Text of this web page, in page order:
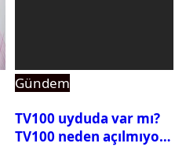
Gündem
TV100 uyduda var mı?
TV100 neden açılmıyor?